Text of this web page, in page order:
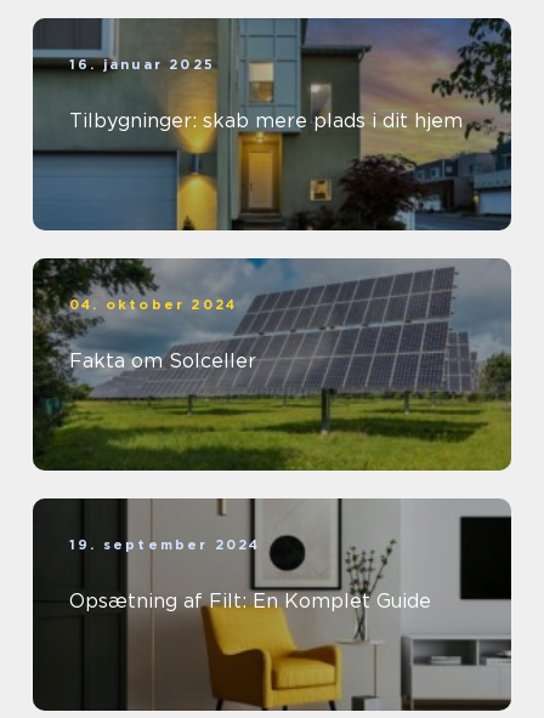
16. januar 2025
Tilbygninger: skab mere plads i dit hjem
04. oktober 2024
Fakta om Solceller
19. september 2024
Opsætning af Filt: En Komplet Guide